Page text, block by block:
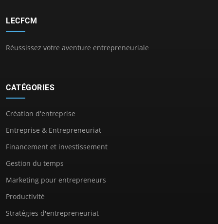
LECFCM
Réussissez votre aventure entrepreneuriale
CATÉGORIES
Création d'entreprise
Entreprise & Entrepreneuriat
Financement et investissement
Gestion du temps
Marketing pour entrepreneurs
Productivité
Stratégies d'entrepreneuriat